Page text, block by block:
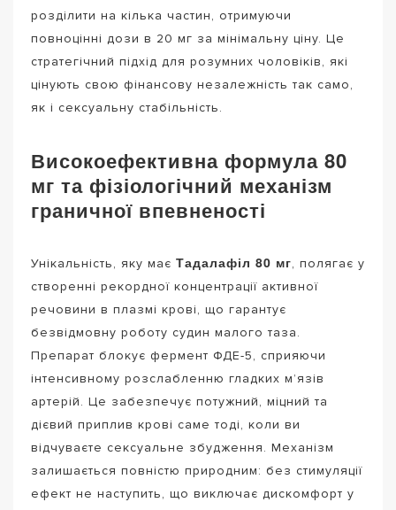
розділити на кілька частин, отримуючи
повноцінні дози в 20 мг за мінімальну ціну. Це
стратегічний підхід для розумних чоловіків, які
цінують свою фінансову незалежність так само,
як і сексуальну стабільність.
Високоефективна формула 80
мг та фізіологічний механізм
граничної впевненості
Унікальність, яку має Тадалафіл 80 мг, полягає у
створенні рекордної концентрації активної
речовини в плазмі крові, що гарантує
безвідмовну роботу судин малого таза.
Препарат блокує фермент ФДЕ-5, сприяючи
інтенсивному розслабленню гладких м’язів
артерій. Це забезпечує потужний, міцний та
дієвий приплив крові саме тоді, коли ви
відчуваєте сексуальне збудження. Механізм
залишається повністю природним: без стимуляції
ефект не наступить, що виключає дискомфорт у